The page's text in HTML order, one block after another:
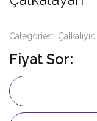
Categories: Çalkalıyıcı
Fiyat Sor: